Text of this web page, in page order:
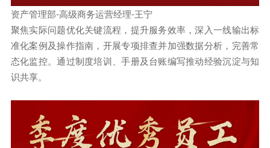
资产管理部-高级商务运营经理-王宁
聚焦实际问题优化关键流程，提升服务效率，深入一线输出标
准化案例及操作指南，开展专项排查并加强数据分析，完善常
态化监控。通过制度培训、手册及台账编写推动经验沉淀与知
识共享。